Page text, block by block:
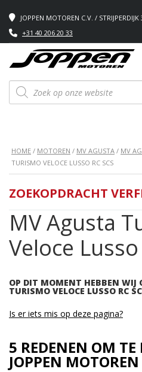
JOPPEN MOTOREN C.V. /
+31 40 206 20 33
Producten
zoeken
HOME / MOTOREN / MV AGUSTA / MV
TURISMO VELOCE LUSSO RC SCS
MV Agusta
Veloce Lusso
OP DIT MOMENT HEBBEN WIJ
TURISMO VELOCE LUSSO RC
ZOEKOPDRACHT
Is er iets mis op deze pagina?
5 REDENEN OM
JOPPEN MOTOREN